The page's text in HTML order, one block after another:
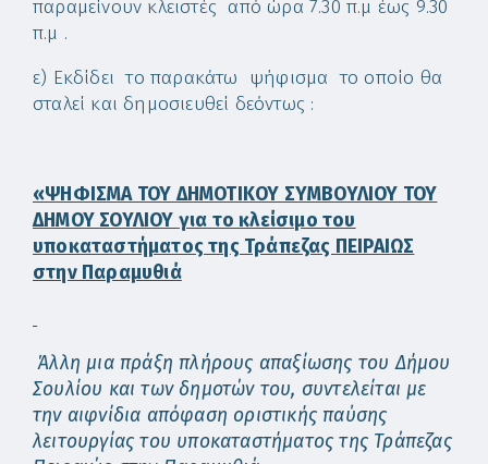
παραμείνουν κλειστές από ώρα 7.30 π.μ έως 9.30
π.μ .
ε) Εκδίδει το παρακάτω ψήφισμα το οποίο θα
σταλεί και δημοσιευθεί δεόντως :
«ΨΗΦΙΣΜΑ ΤΟΥ ΔΗΜΟΤΙΚΟΥ ΣΥΜΒΟΥΛΙΟΥ ΤΟΥ
ΔΗΜΟΥ ΣΟΥΛΙΟΥ για το κλείσιμο του
υποκαταστήματος της Τράπεζας ΠΕΙΡΑΙΩΣ
στην Παραμυθιά
Άλλη μια πράξη πλήρους απαξίωσης του Δήμου
Σουλίου και των δημοτών του, συντελείται με
την αιφνίδια απόφαση οριστικής παύσης
λειτουργίας του υποκαταστήματος της Τράπεζας